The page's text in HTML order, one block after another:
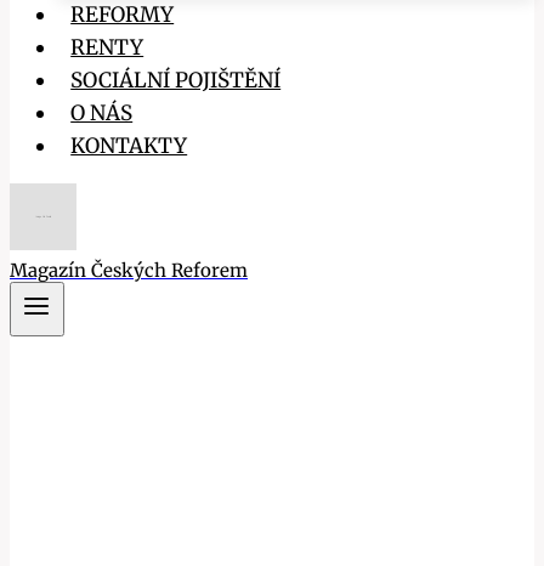
REFORMY
RENTY
SOCIÁLNÍ POJIŠTĚNÍ
O NÁS
KONTAKTY
Magazín Českých Reforem